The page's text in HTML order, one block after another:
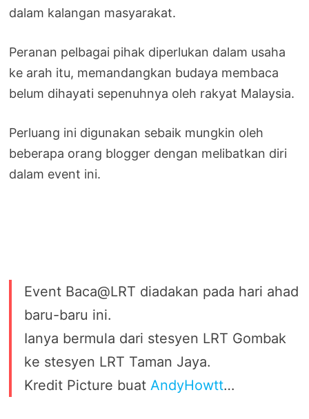
dalam kalangan masyarakat.
Peranan pelbagai pihak diperlukan dalam usaha
ke arah itu, memandangkan budaya membaca
belum dihayati sepenuhnya oleh rakyat Malaysia.
Perluang ini digunakan sebaik mungkin oleh
beberapa orang blogger dengan melibatkan diri
dalam event ini.
Event Baca@LRT diadakan pada hari ahad
baru-baru ini.
Ianya bermula dari stesyen LRT Gombak
ke stesyen LRT Taman Jaya.
Kredit Picture buat AndyHowtt…